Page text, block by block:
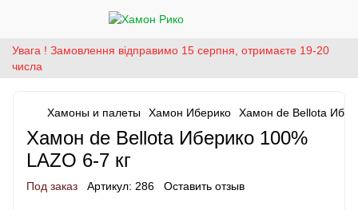
Увага ! Замовлення відправимо 15 серпня, отримаєте 19-20
числа
Хамоны и палеты Хамон Иберико Хамон de Bellota
Хамон de Bellota Иберико 100%
LAZO 6-7 кг
Под заказ Артикул: 286 Оставить отзыв